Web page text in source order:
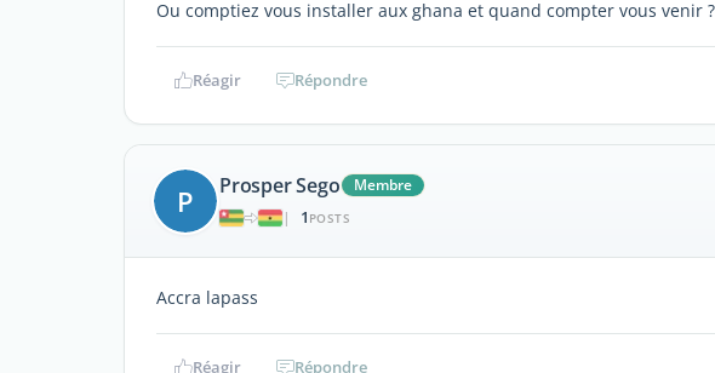
Ou comptiez vous installer aux ghana et quand compter vous venir ?
Réagir Répondre
P Prosper Sego
Membre
|
1 POSTS
Accra lapass
Réagir Répondre